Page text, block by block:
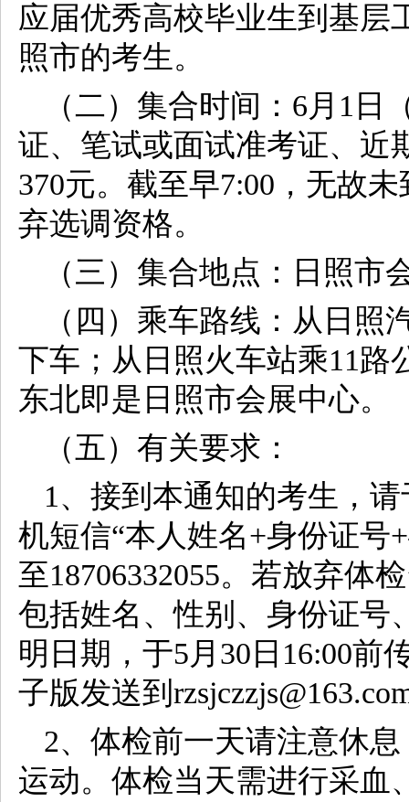
应届优秀高校毕业生到基层
照市的考生。
（二）集合时间：6月1
证、笔试或面试准考证、近
370元。截至早7:00，无故
弃选调资格。
（三）集合地点：日照市
（四）乘车路线：从日照
下车；从日照火车站乘11路
东北即是日照市会展中心。
（五）有关要求：
1、接到本通知的考生，
机短信“本人姓名+身份证号
至18706332055。若放弃体
包括姓名、性别、身份证号
明日期，于5月30日16:00前
子版发送到
2、体检前一天请注意休
运动。体检当天需进行采血